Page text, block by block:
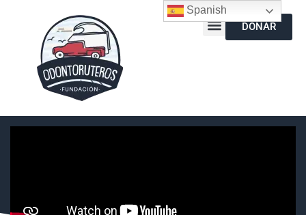
DONAR
Spanish